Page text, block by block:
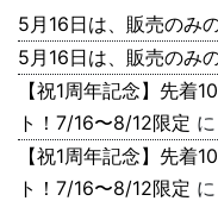
5月16日は、販売のみ
5月16日は、販売のみ
【祝1周年記念】先着
ト！7/16〜8/12限定 に
【祝1周年記念】先着
ト！7/16〜8/12限定 に